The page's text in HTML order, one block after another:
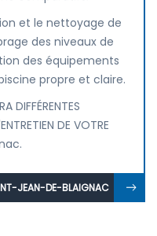
et le nettoyage de
des niveaux de
des équipements
propre et claire.
DIFFÉRENTES
DE VOTRE
JEAN-DE-BLAIGNAC